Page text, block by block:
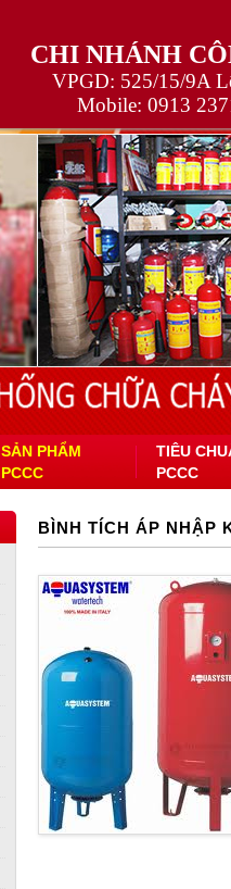
CHI NHÁNH
VPGD: 525/15/9A
Mobile: 0913
SẢN PHẨM
PCCC
TIÊU
PCCC
BÌNH TÍCH ÁP NHẬP